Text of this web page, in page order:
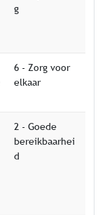
g
6 - Zorg voor
elkaar
2 - Goede
bereikbaarhei
d